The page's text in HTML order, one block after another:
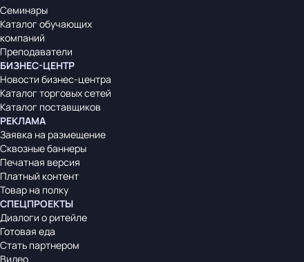
Семинары
Каталог обучающих
компаний
Преподаватели
БИЗНЕС-ЦЕНТР
Новости бизнес-центра
Каталог торговых сетей
Каталог поставщиков
РЕКЛАМА
Заявка на размещение
Сквозные баннеры
Печатная версия
Платный контент
Товар на полку
СПЕЦПРОЕКТЫ
Диалоги о ритейле
Готовая еда
Стать партнером
Видео